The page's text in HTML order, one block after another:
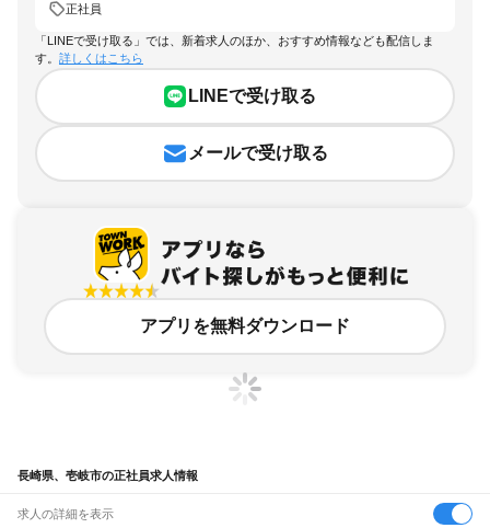
正社員
「LINEで受け取る」では、新着求人のほか、おすすめ情報なども配信しま
す。 詳しくはこちら
LINEで受け取る
メールで受け取る
アプリを無料ダウンロード
長崎県、壱岐市の正社員求人情報
求人の詳細を表示